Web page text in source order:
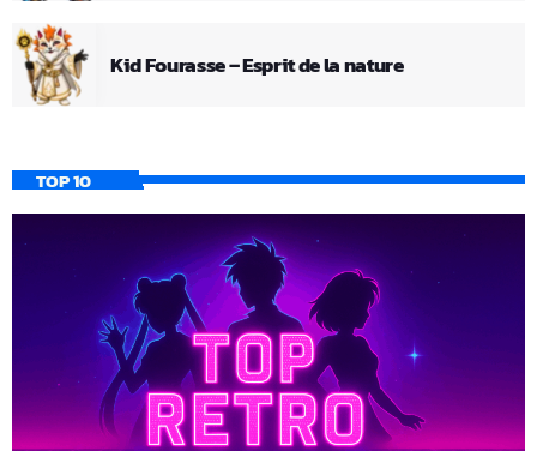
Kid Fourasse – Esprit de la nature
TOP 10